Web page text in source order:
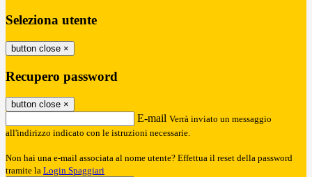
Seleziona utente
button close ×
Recupero password
button close ×
E-mail Verrà inviato un messaggio
all'indirizzo indicato con le istruzioni necessarie.
Non hai una e-mail associata al nome utente? Effettua il reset della password
tramite la Login Spaggiari